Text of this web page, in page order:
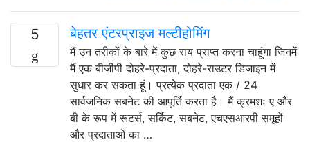
5 बेहतर एंटरप्राइज मल्टीहोमिंग
मैं उन तरीकों के बारे में कुछ राय प्राप्त करना चाहूंगा जिनमें
मैं एक बीजीपी दोहरे-प्रदाता, दोहरे-राउटर डिजाइन में
सुधार कर सकता हूं। प्रत्येक प्रदाता एक / 24
सार्वजनिक सबनेट की आपूर्ति करता है। मैं क्रमशः ए और
बी के रूप में रूटर्स, सर्किट, सबनेट, एचएसआरपी समूहों
और प्रदाताओं का …